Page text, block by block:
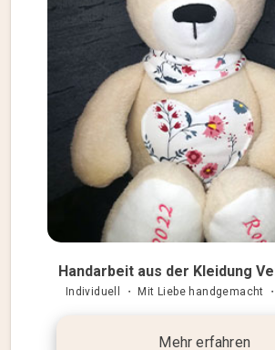
Handarbeit aus der Kleidung
Individuell ・ Mit Liebe handgemacht
Mehr erfahren